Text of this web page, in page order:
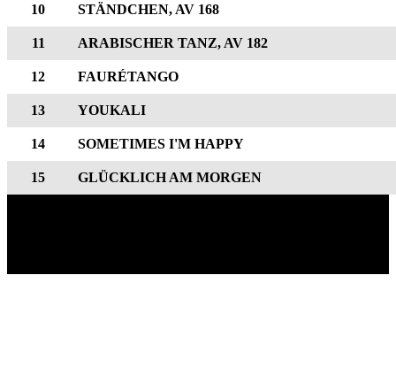
10 STÄNDCHEN, AV 168
11 ARABISCHER TANZ, AV 182
12 FAURÉTANGO
13 YOUKALI
14 SOMETIMES I'M HAPPY
15 GLÜCKLICH AM MORGEN